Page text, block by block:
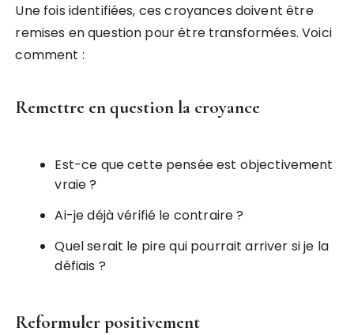
Une fois identifiées, ces croyances doivent être
remises en question pour être transformées. Voici
comment :
Remettre en question la croyance
Est-ce que cette pensée est objectivement
vraie ?
Ai-je déjà vérifié le contraire ?
Quel serait le pire qui pourrait arriver si je la
défiais ?
Reformuler positivement